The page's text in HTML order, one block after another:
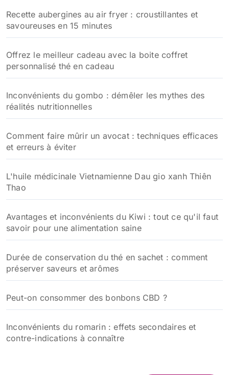
Recette aubergines au air fryer : croustillantes et
savoureuses en 15 minutes
Offrez le meilleur cadeau avec la boite coffret
personnalisé thé en cadeau
Inconvénients du gombo : démêler les mythes des
réalités nutritionnelles
Comment faire mûrir un avocat : techniques efficaces
et erreurs à éviter
L'huile médicinale Vietnamienne Dau gio xanh Thiên
Thao
Avantages et inconvénients du Kiwi : tout ce qu'il faut
savoir pour une alimentation saine
Durée de conservation du thé en sachet : comment
préserver saveurs et arômes
Peut-on consommer des bonbons CBD ?
Inconvénients du romarin : effets secondaires et
contre-indications à connaître